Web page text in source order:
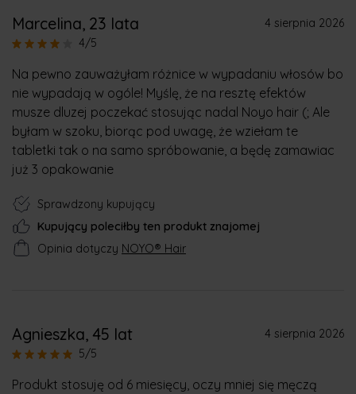
Marcelina, 23 lata
4 sierpnia 2026
4/5
Na pewno zauważyłam różnice w wypadaniu włosów bo
nie wypadają w ogóle! Myślę, że na resztę efektów
musze dluzej poczekać stosując nadal Noyo hair (; Ale
byłam w szoku, biorąc pod uwagę, że wziełam te
tabletki tak o na samo spróbowanie, a będę zamawiac
już 3 opakowanie
Sprawdzony kupujący
Kupujący poleciłby ten produkt znajomej
Opinia dotyczy NOYO® Hair
Agnieszka, 45 lat
4 sierpnia 2026
5/5
Produkt stosuję od 6 miesięcy, oczy mniej się męczą